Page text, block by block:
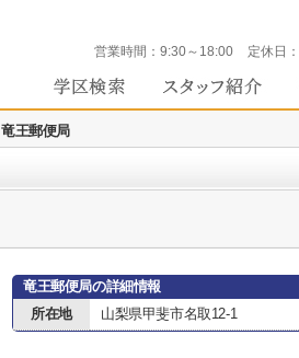
営業時間： 9:30～18:00 定休日：
竜王郵便局
竜王郵便局の詳細情報
所在地
山梨県甲斐市名取12-1